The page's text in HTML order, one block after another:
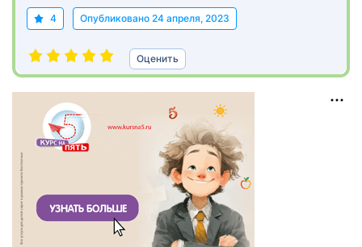
4 Опубликовано 24 апреля, 2023
Оценить